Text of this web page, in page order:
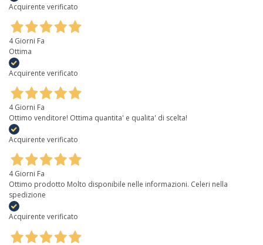
Acquirente verificato
4 Giorni Fa
Ottima
Acquirente verificato
4 Giorni Fa
Ottimo venditore! Ottima quantita' e qualita' di scelta!
Acquirente verificato
4 Giorni Fa
Ottimo prodotto Molto disponibile nelle informazioni. Celeri nella
spedizione
Acquirente verificato